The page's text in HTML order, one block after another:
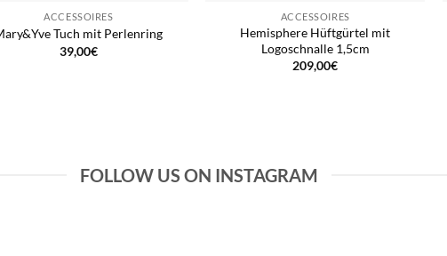
ACCESSOIRES
Tuch mit Perlenring
39,00€
ACCESSOIRES
Hemisphere Hüftgürtel mit
Logoschnalle 1,5cm
209,00€
FOLLOW US ON INSTAGRAM